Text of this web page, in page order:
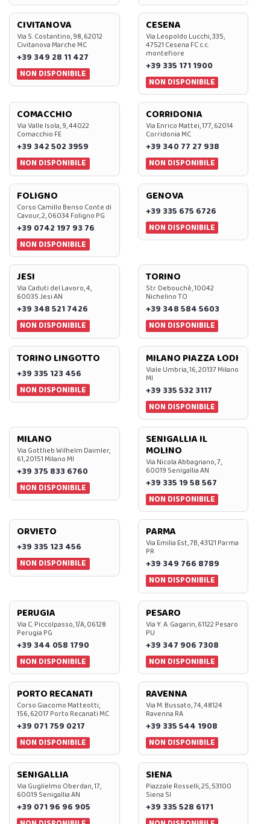
CIVITANOVA
Via S. Costantino, 98, 62012
Civitanova Marche MC
+39 349 28 11 427
NON DISPONIBILE
CESENA
Via Leopoldo Lucchi, 335,
47521 Cesena FC c.c.
montefiore
+39 335 171 1900
NON DISPONIBILE
COMACCHIO
Via Valle Isola, 9, 44022
Comacchio FE
+39 342 502 3959
NON DISPONIBILE
CORRIDONIA
Via Enrico Mattei, 177, 62014
Corridonia MC
+39 340 77 27 938
NON DISPONIBILE
FOLIGNO
Corso Camillo Benso Conte di
Cavour, 2, 06034 Foligno PG
+39 0742 197 93 76
NON DISPONIBILE
GENOVA
+39 335 675 6726
NON DISPONIBILE
JESI
Via Caduti del Lavoro, 4,
60035 Jesi AN
+39 348 521 7426
NON DISPONIBILE
TORINO
Str. Debouchè, 10042
Nichelino TO
+39 348 584 5603
NON DISPONIBILE
TORINO LINGOTTO
+39 335 123 456
NON DISPONIBILE
MILANO PIAZZA LODI
Viale Umbria, 16, 20137 Milano
MI
+39 335 532 3117
NON DISPONIBILE
MILANO
Via Gottlieb Wilhelm Daimler,
61, 20151 Milano MI
+39 375 833 6760
NON DISPONIBILE
SENIGALLIA IL
MOLINO
Via Nicola Abbagnano, 7,
60019 Senigallia AN
+39 335 19 58 567
NON DISPONIBILE
ORVIETO
+39 335 123 456
NON DISPONIBILE
PARMA
Via Emilia Est, 7B, 43121 Parma
PR
+39 349 766 8789
NON DISPONIBILE
PERUGIA
Via C. Piccolpasso, 1/A, 06128
Perugia PG
+39 344 058 1790
NON DISPONIBILE
PESARO
Via Y. A. Gagarin, 61122 Pesaro
PU
+39 347 906 7308
NON DISPONIBILE
PORTO RECANATI
Corso Giacomo Matteotti,
156, 62017 Porto Recanati MC
+39 071 759 0217
NON DISPONIBILE
RAVENNA
Via M. Bussato, 74, 48124
Ravenna RA
+39 335 544 1908
NON DISPONIBILE
SENIGALLIA
Via Guglielmo Oberdan, 17,
60019 Senigallia AN
+39 071 96 96 905
SIENA
Piazzale Rosselli, 25, 53100
Siena SI
+39 335 528 6171